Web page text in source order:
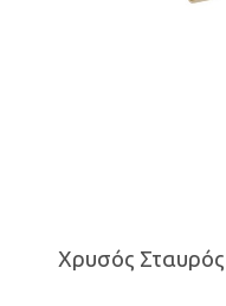
Χρυσός Σταυρός